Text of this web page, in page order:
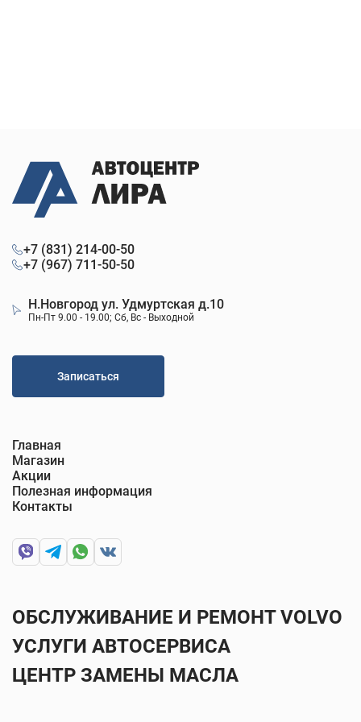
+7 (831) 214-00-50
+7 (967) 711-50-50
Н.Новгород ул. Удмуртская д.10
Пн-Пт 9.00 - 19.00; Сб, Вс - Выходной
Записаться
Главная
Магазин
Акции
Полезная информация
Контакты
ОБСЛУЖИВАНИЕ И РЕМОНТ VOLVO
УСЛУГИ АВТОСЕРВИСА
ЦЕНТР ЗАМЕНЫ МАСЛА